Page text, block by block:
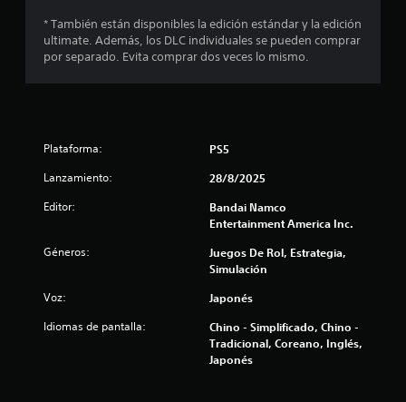
l
u
o
* También están disponibles la edición estándar y la edición
ultimate. Además, los DLC individuales se pueden comprar
por separado. Evita comprar dos veces lo mismo.
Plataforma: PS5
Lanzamiento: 28/8/2025
Editor:
Bandai Namco
Entertainment America Inc.
Géneros:
Juegos De Rol, Estrategia,
Simulación
Voz: Japonés
Idiomas de pantalla:
Chino - Simplificado, Chino -
Tradicional, Coreano, Inglés,
Japonés